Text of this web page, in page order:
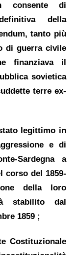
consente di
della
, tanto più
di guerra civile
finanziava il
sovietica
terre ex-
legittimo in
e di
Sardegna a
corso del 1859-
della loro
stabilito dal
1859 ;
Costituzionale